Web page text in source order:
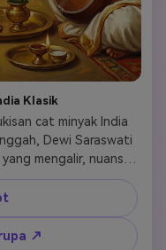
Klasik
cat minyak India
Dewi Saraswati
mengalir, nuansa
keanggunan budaya,
↗